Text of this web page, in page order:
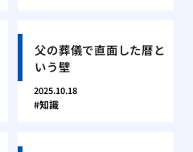
父の葬儀で直面した暦と
いう壁
2025.10.18
知識